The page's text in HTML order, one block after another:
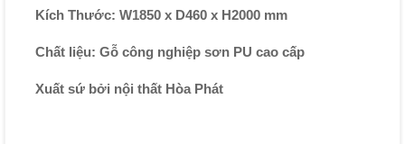
Kích Thước: W1850 x D460 x H2000 mm
Chất liệu: Gỗ công nghiệp sơn PU cao cấp
Xuất sứ bởi nội thất Hòa Phát